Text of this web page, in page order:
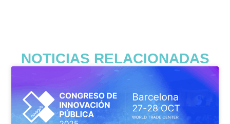
NOTICIAS RELACIONADAS